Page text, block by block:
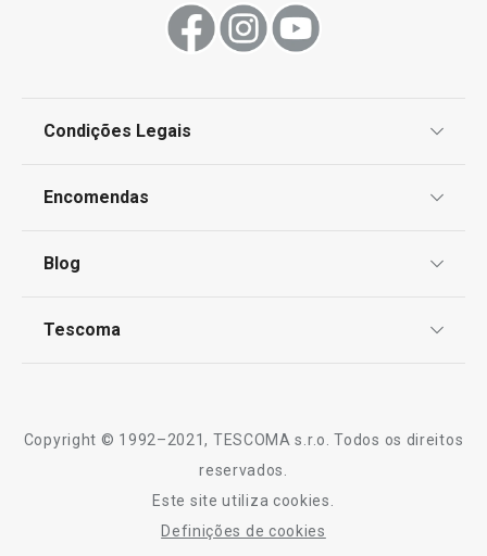
Individual PURITY FLAIR
45 x 32 cm, framboesa
€ 5,90
COMPRAR
Condições Legais
Livro de Reclamações
Encomendas
Perguntas Frequentes
Blog
Tescoma
Copyright © 1992–2021, TESCOMA s.r.o. Todos os direitos
reservados.
Este site utiliza cookies.
Definições de cookies